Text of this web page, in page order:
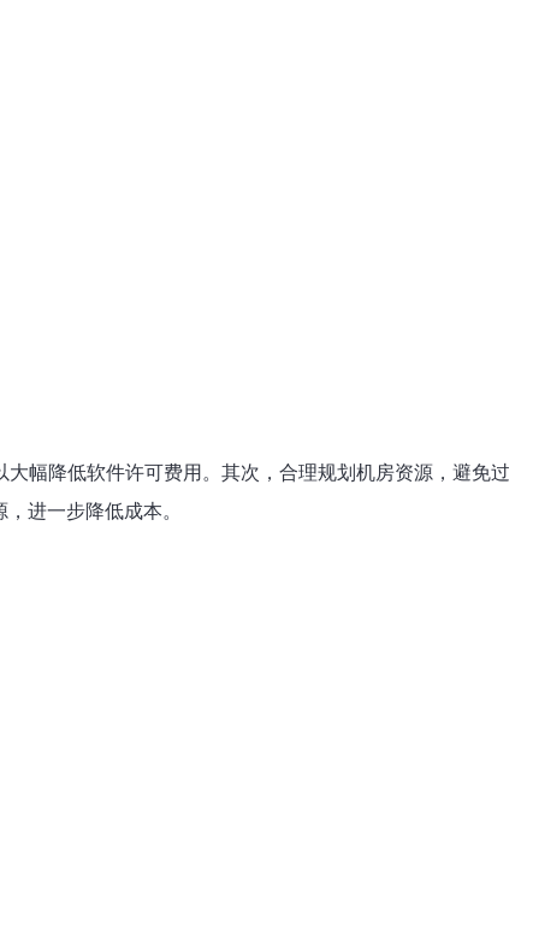
幅降低软件许可费用。其次，合理规划机房资源，避免过
进一步降低成本。